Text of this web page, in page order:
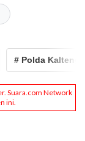
# Polda Kalteng